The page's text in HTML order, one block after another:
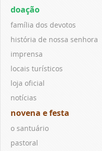
doação
família dos devotos
história de nossa senhora
imprensa
locais turísticos
loja oficial
notícias
novena e festa
o santuário
pastoral